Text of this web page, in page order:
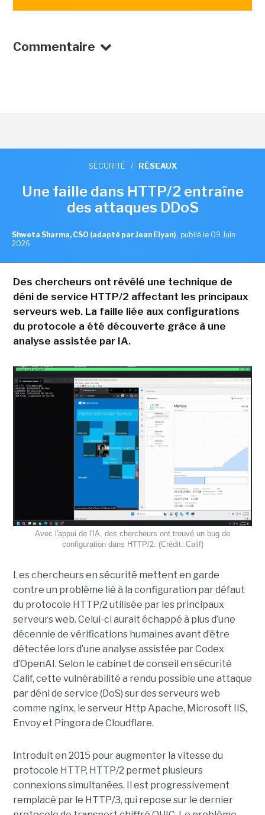
Commentaire
SÉCURITÉ / RÉSEAUX
Une faille dans HTTP/2 entraîne
des attaques DDoS
Shweta Sharma, CSO (adapté par Jean Elyan) , publié le 09 Juin
2026
Des chercheurs ont révélé une technique de
déni de service HTTP/2 affectant les principaux
serveurs web. La faille liée aux configurations
du protocole a été découverte grâce à une
analyse assistée par IA.
Avec l'appui de l'IA, des chercheurs ont trouvé un bug de
configuration dans HTTP/2. (Crédit: Calif)
Les chercheurs en sécurité mettent en garde
contre un problème lié à la configuration par défaut
du protocole HTTP/2 utilisée par les principaux
serveurs web. Celui-ci aurait échappé à plus d’une
décennie de vérifications humaines avant d’être
détectée lors d’une analyse assistée par Codex
d’OpenAI. Selon le cabinet de conseil en sécurité
Calif, cette vulnérabilité a rendu possible une attaque
par déni de service (DoS) sur des serveurs web
comme nginx, le serveur Http Apache, Microsoft IIS,
Envoy et Pingora de Cloudflare.
Introduit en 2015 pour augmenter la vitesse du
protocole HTTP, HTTP/2 permet plusieurs
connexions simultanées. Il est progressivement
remplacé par le HTTP/3, qui repose sur le dernier